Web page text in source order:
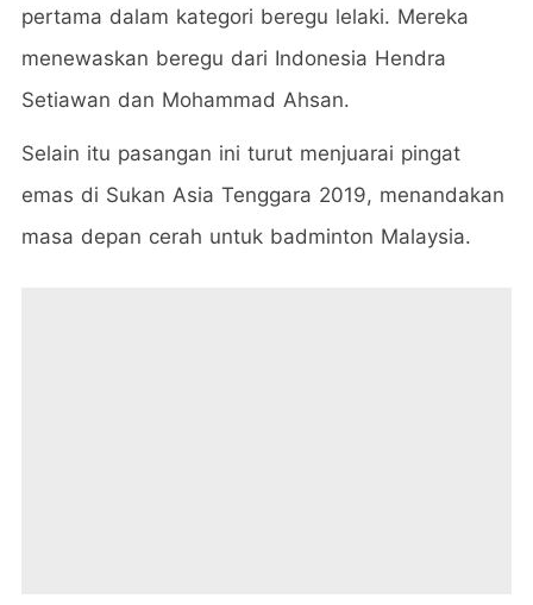
pertama dalam kategori beregu lelaki. Mereka
menewaskan beregu dari Indonesia Hendra
Setiawan dan Mohammad Ahsan.
Selain itu pasangan ini turut menjuarai pingat
emas di Sukan Asia Tenggara 2019, menandakan
masa depan cerah untuk badminton Malaysia.